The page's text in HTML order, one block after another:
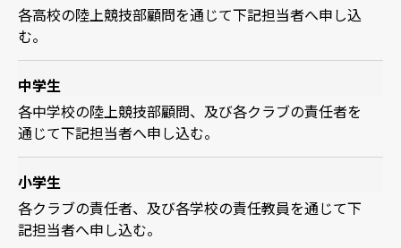
各高校の陸上競技部顧問を通じて下記担当者へ申し込
む。
中学生
各中学校の陸上競技部顧問、及び各クラブの責任者を
通じて下記担当者へ申し込む。
小学生
各クラブの責任者、及び各学校の責任教員を通じて下
記担当者へ申し込む。